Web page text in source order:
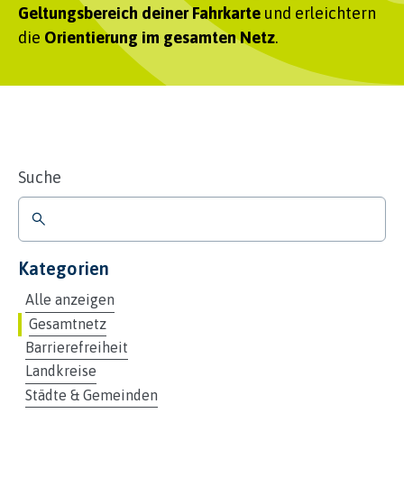
Geltungsbereich deiner Fahrkarte und erleichtern
die Orientierung im gesamten Netz.
Suche
Kategorien
Alle anzeigen
Gesamtnetz
Barrierefreiheit
Landkreise
Städte & Gemeinden